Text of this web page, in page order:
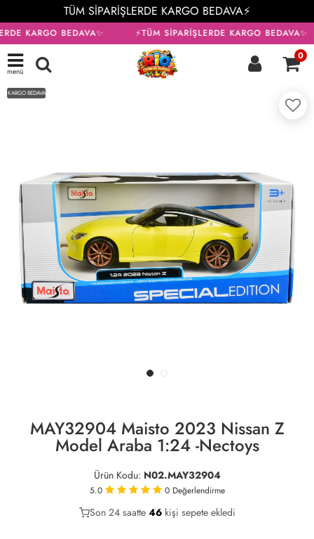
TÜM SİPARİŞLERDE KARGO BEDAVA⚡
KARGO BEDAVA✨ ⚡TÜM SİPARİŞLERDE KARGO BEDAVA✨
menü
0
KARGO BEDAVA
MAY32904 Maisto 2023 Nissan Z
Model Araba 1:24 -Nectoys
Ürün Kodu: N02.MAY32904
5.0 0 Değerlendirme
31
Son 24 saatte 46 kişi sepete ekledi
17